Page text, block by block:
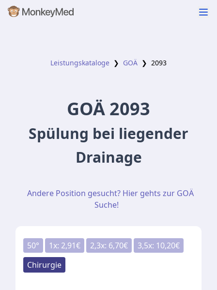
Leistungskataloge ❯ GOÄ ❯ 2093
GOÄ 2093
Spülung bei liegender
Drainage
Andere Position gesucht? Hier gehts zur GOÄ
Suche!
50° 1x: 2,91€ 2,3x: 6,70€ 3,5x: 10,20€
Chirurgie